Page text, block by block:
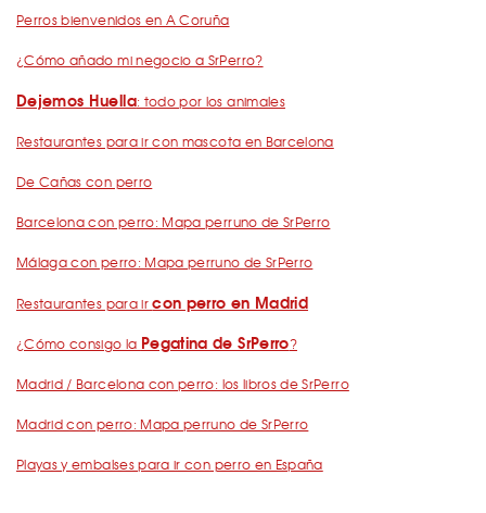
Perros bienvenidos en A Coruña
¿Cómo añado mi negocio a SrPerro?
Dejemos Huella: todo por los animales
Restaurantes para ir con mascota en Barcelona
De Cañas con perro
Barcelona con perro: Mapa perruno de SrPerro
Málaga con perro: Mapa perruno de SrPerro
Restaurantes para ircon perro en Madrid
¿Cómo consigo la Pegatina de SrPerro?
Madrid / Barcelona con perro: los libros de SrPerro
Madrid con perro: Mapa perruno de SrPerro
Playas y embalses para ir con perro en España